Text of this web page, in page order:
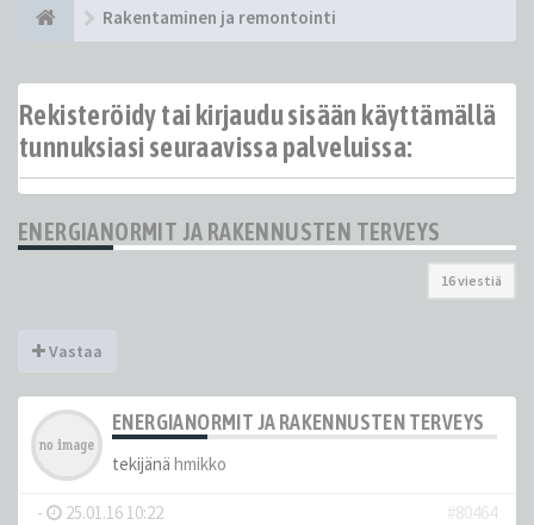
Rakentaminen ja remontointi
Rekisteröidy tai kirjaudu sisään käyttämällä
tunnuksiasi seuraavissa palveluissa:
ENERGIANORMIT JA RAKENNUSTEN TERVEYS
16 viestiä
Vastaa
ENERGIANORMIT JA RAKENNUSTEN TERVEYS
tekijänä hmikko
- 25.01.16 10:22
#80464